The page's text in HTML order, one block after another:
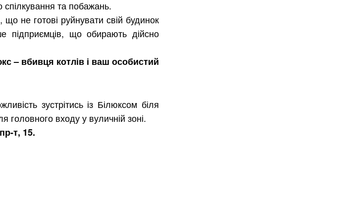
та побажань.
не готові руйнувати свій будинок
підприємців, що обирають дійсно
– вбивця котлів і ваш особистий
зустрітись із Білюксом біля
головного входу у вуличній зоні.
т, 15.